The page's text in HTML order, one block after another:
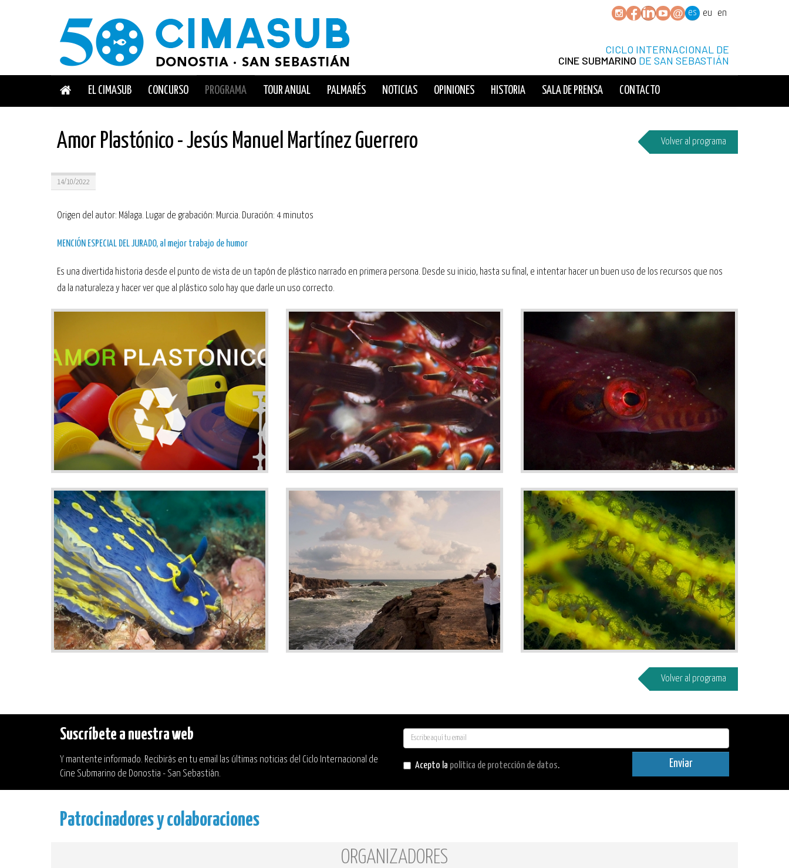
es eu en
CICLO INTERNACIONAL DE
CINE SUBMARINO DE SAN SEBASTIÁN
EL CIMASUB CONCURSO PROGRAMA TOUR ANUAL PALMARÉS NOTICIAS OPINIONES HISTORIA SALA DE PRENSA CONTACTO
Amor Plastónico - Jesús Manuel Martínez Guerrero Volver al programa
14/10/2022
Origen del autor: Málaga. Lugar de grabación: Murcia. Duración: 4 minutos
MENCIÓN ESPECIAL DEL JURADO, al mejor trabajo de humor
Es una divertida historia desde el punto de vista de un tapón de plástico narrado en primera persona. Desde su inicio, hasta su final, e intentar hacer un buen uso de los recursos que nos
da la naturaleza y hacer ver que al plástico solo hay que darle un uso correcto.
Volver al programa
Suscríbete a nuestra web
Y mantente informado. Recibirás en tu email las últimas noticias del Ciclo Internacional de
Cine Submarino de Donostia - San Sebastián.
Acepto la política de protección de datos. Enviar
Patrocinadores y colaboraciones
ORGANIZADORES